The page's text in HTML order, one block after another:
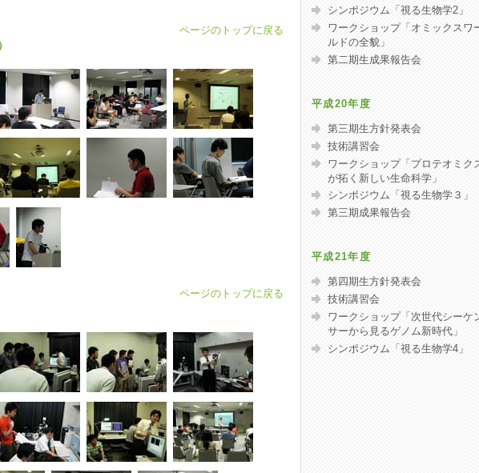
シンポジウム「視る生物学2」
ワークショップ「オミックスワ
ルドの全貌」
第二期生成果報告会
平成20年度
第三期生方針発表会
技術講習会
ワークショップ「プロテオミク
が拓く新しい生命科学」
シンポジウム「視る生物学３」
第三期成果報告会
平成21年度
第四期生方針発表会
技術講習会
ワークショップ「次世代シーケ
サーから見るゲノム新時代」
シンポジウム「視る生物学4」
ページのトップに戻る
ページのトップに戻る